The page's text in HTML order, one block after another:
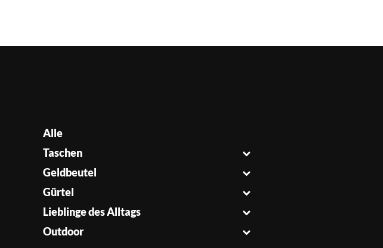
Alle
Taschen
Geldbeutel
Gürtel
Lieblinge des Alltags
Outdoor